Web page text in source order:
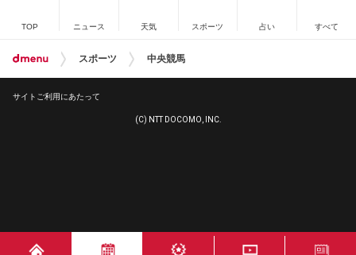
TOP ニュース 天気 スポーツ 占い すべて
スポーツ 中央競馬
サイトご利用にあたって
(C) NTT DOCOMO, INC.